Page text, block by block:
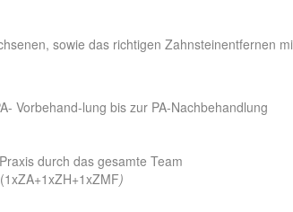
sowie das richtigen Zahnsteinentfernen
Vorbehand-lung bis zur PA-Nachbehandlung
durch das gesamte Team
)